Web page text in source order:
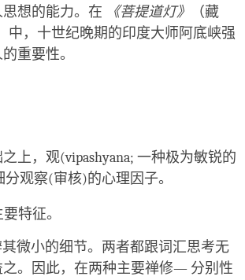
想的能力。在
《菩提道灯》
（藏
中，十世纪晚期的印度大师阿底峡强
重要性。
上，观(vipashyana; 一种极为敏锐的
观察(审核)的心理因子。
特征。
微小的细节。两者都跟词汇思考无
。因此，在两种主要禅修— 分别性